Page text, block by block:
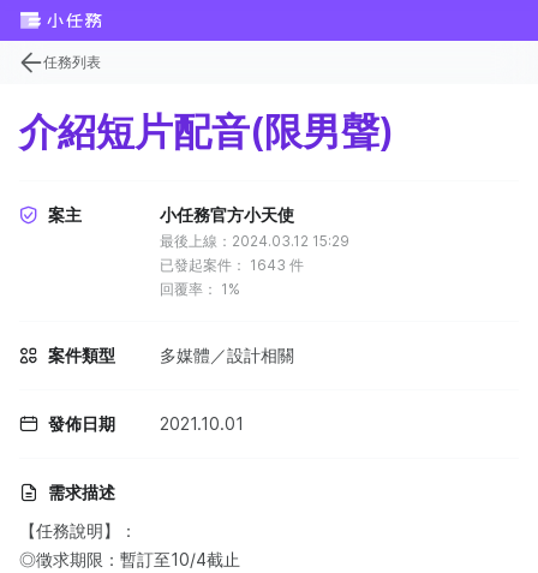
任務列表
介紹短片配音(限男聲)
案主 小任務官方小天使
最後上線：2024.03.12 15:29
已發起案件： 1643 件
回覆率： 1%
案件類型 多媒體／設計相關
發佈日期 2021.10.01
需求描述
【任務說明】：​
◎徵求期限：暫訂至10/4截止